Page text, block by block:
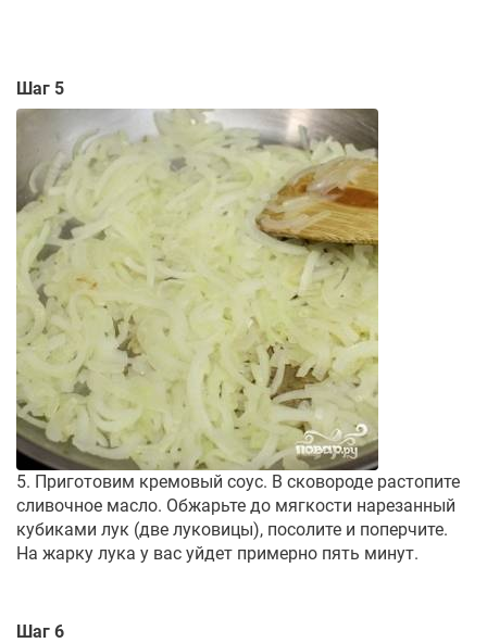
Шаг 5
5. Приготовим кремовый соус. В сковороде растопите
сливочное масло. Обжарьте до мягкости нарезанный
кубиками лук (две луковицы), посолите и поперчите.
На жарку лука у вас уйдет примерно пять минут.
Шаг 6